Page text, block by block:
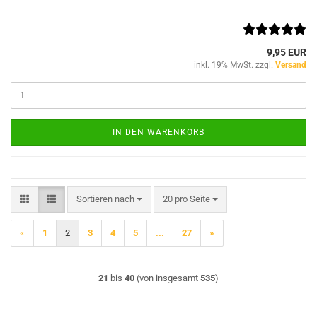
9,95 EUR
inkl. 19% MwSt. zzgl. Versand
IN DEN WARENKORB
Sortieren nach
Sortieren nach 20 pro Seite
pro Seite
« 1 2 3 4 5 ... 27 »
21 bis 40 (von insgesamt 535)